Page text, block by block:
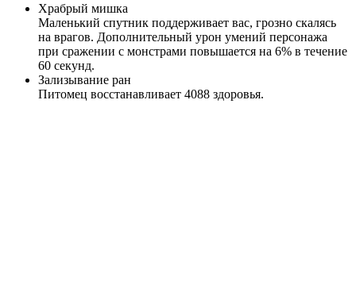
Храбрый мишка
Маленький спутник поддерживает вас, грозно скалясь
на врагов. Дополнительный урон умений персонажа
при сражении с монстрами повышается на 6% в течение
60 секунд.
Зализывание ран
Питомец восстанавливает 4088 здоровья.